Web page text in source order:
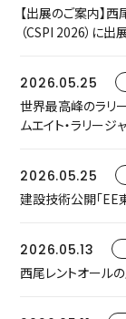
【出展のご案内】
（CSPI 2026）に出
2026.05.25
世界最高峰のラリ
ムエイト・ラリー
2026.05.25
建設技術公開「EE
2026.05.13
西尾レントオール